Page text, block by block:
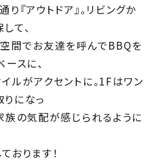
mado
『アウトドア』。リビングか
て、
間でお友達を呼んでBBQを
スに、
ルがアクセントに。1Fはワン
になっ
族の気配が感じられるように
おります！